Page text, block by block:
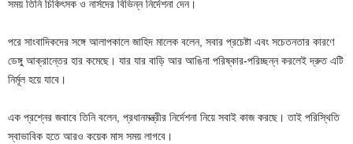
সময় তিনি চিকিৎসক ও নার্সদের বিভিন্ন নির্দেশনা দেন।
পরে সাংবাদিকদের সঙ্গে আলাপকালে জাহিদ মালেক বলেন, সবার প্রচেষ্টা এবং সচেতনতার কারণে
ডেঙ্গু আক্রান্তের হার কমেছে। যার যার বাড়ি আর আঙিনা পরিষ্কার-পরিচ্ছন্ন করলেই দ্রুত এটি
নির্মূল হয়ে যাবে।
এক প্রশ্নের জবাবে তিনি বলেন, প্রধানমন্ত্রীর নির্দেশনা নিয়ে সবাই কাজ করছে। তাই পরিস্থিতি
স্বাভাবিক হতে আরও কয়েক মাস সময় লাগবে।